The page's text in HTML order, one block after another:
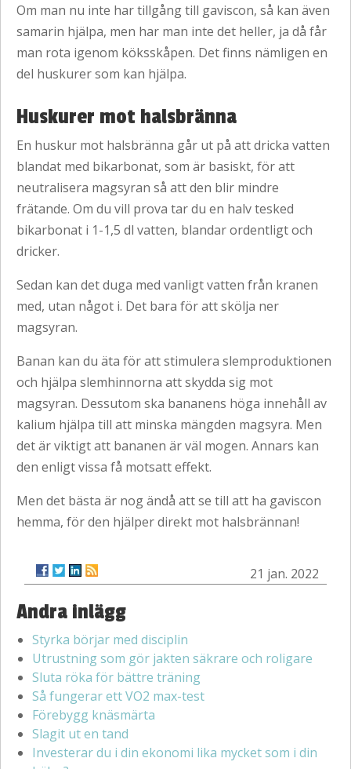
Om man nu inte har tillgång till gaviscon, så kan även
samarin hjälpa, men har man inte det heller, ja då får
man rota igenom köksskåpen. Det finns nämligen en
del huskurer som kan hjälpa.
Huskurer mot halsbränna
En huskur mot halsbränna går ut på att dricka vatten
blandat med bikarbonat, som är basiskt, för att
neutralisera magsyran så att den blir mindre
frätande. Om du vill prova tar du en halv tesked
bikarbonat i 1-1,5 dl vatten, blandar ordentligt och
dricker.
Sedan kan det duga med vanligt vatten från kranen
med, utan något i. Det bara för att skölja ner
magsyran.
Banan kan du äta för att stimulera slemproduktionen
och hjälpa slemhinnorna att skydda sig mot
magsyran. Dessutom ska bananens höga innehåll av
kalium hjälpa till att minska mängden magsyra. Men
det är viktigt att bananen är väl mogen. Annars kan
den enligt vissa få motsatt effekt.
Men det bästa är nog ändå att se till att ha gaviscon
hemma, för den hjälper direkt mot halsbrännan!
21 jan. 2022
Andra inlägg
Styrka börjar med disciplin
Utrustning som gör jakten säkrare och roligare
Sluta röka för bättre träning
Så fungerar ett VO2 max-test
Förebygg knäsmärta
Slagit ut en tand
Investerar du i din ekonomi lika mycket som i din